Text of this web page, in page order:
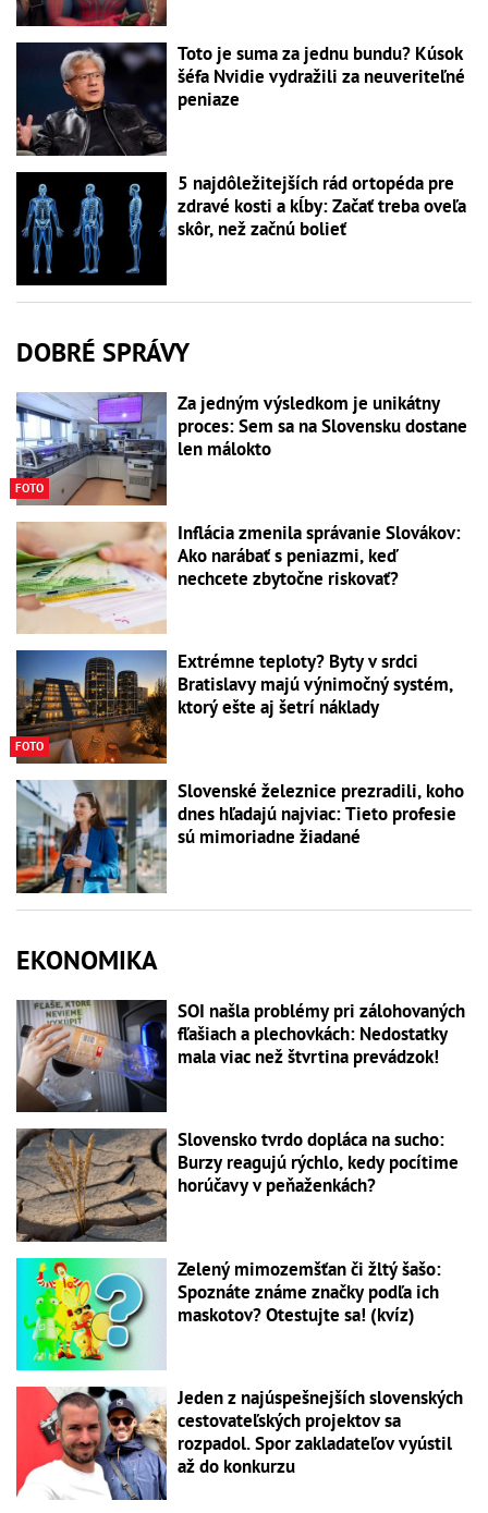
Toto je suma za jednu bundu? Kúsok
šéfa Nvidie vydražili za neuveriteľné
peniaze
5 najdôležitejších rád ortopéda pre
zdravé kosti a kĺby: Začať treba oveľa
skôr, než začnú bolieť
DOBRÉ SPRÁVY
FOTO
Za jedným výsledkom je unikátny
proces: Sem sa na Slovensku dostane
len málokto
Inflácia zmenila správanie Slovákov:
Ako narábať s peniazmi, keď
nechcete zbytočne riskovať?
FOTO
Extrémne teploty? Byty v srdci
Bratislavy majú výnimočný systém,
ktorý ešte aj šetrí náklady
Slovenské železnice prezradili, koho
dnes hľadajú najviac: Tieto profesie
sú mimoriadne žiadané
EKONOMIKA
SOI našla problémy pri zálohovaných
fľašiach a plechovkách: Nedostatky
mala viac než štvrtina prevádzok!
Slovensko tvrdo dopláca na sucho:
Burzy reagujú rýchlo, kedy pocítime
horúčavy v peňaženkách?
Zelený mimozemšťan či žltý šašo:
Spoznáte známe značky podľa ich
maskotov? Otestujte sa! (kvíz)
Jeden z najúspešnejších slovenských
cestovateľských projektov sa
rozpadol. Spor zakladateľov vyústil
až do konkurzu